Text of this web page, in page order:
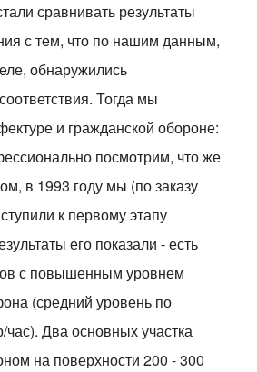
сравнивать результаты
с тем, что по нашим данным,
обнаружились
Тогда мы
и гражданской обороне:
посмотрим, что же
в 1993 году мы (по заказу
к первому этапу
его показали - есть
с повышенным уровнем
(средний уровень по
Два основных участка
на поверхности 200 - 300